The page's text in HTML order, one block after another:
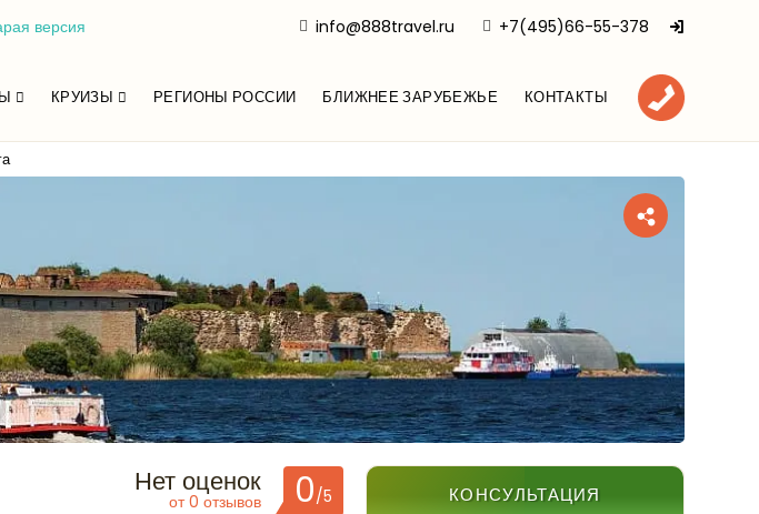
версия info@888travel.ru +7(495)66-55-378
КРУИЗЫ РЕГИОНЫ РОССИИ БЛИЖНЕЕ ЗАРУБЕЖЬЕ КОНТАКТЫ
Нет оценок
от 0 отзывов 0/5
КОНСУЛЬТАЦИЯ